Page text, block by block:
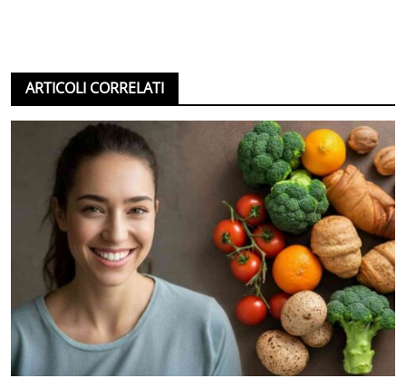
ARTICOLI CORRELATI